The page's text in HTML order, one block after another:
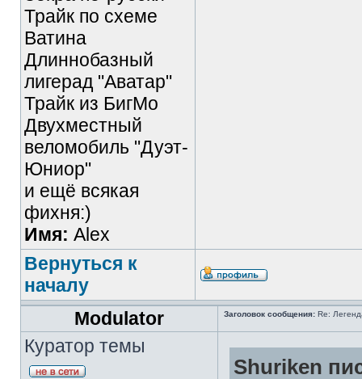
Трайк по схеме
Ватина
Длиннобазный
лигерад "Аватар"
Трайк из БигМо
Двухместный
веломобиль "Дуэт-
Юниор"
и ещё всякая
фихня:)
Имя: Alex
Вернуться к
началу
Modulator
Заголовок сообщения: Re:
Куратор темы
Shuriken